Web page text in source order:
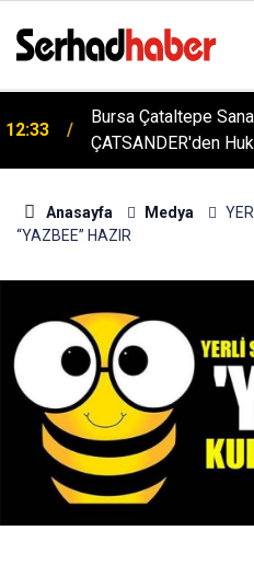
12:33
Bursa Çataltepe
ÇATSANDER'den
Anasayfa Medya
“YAZBEE” HAZIR